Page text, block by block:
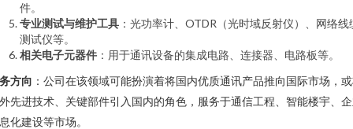
件。
专业测试与维护工具 ：光功率计、OTDR（光时域反射仪）、网络线
测试仪等。
相关电子元器件 ：用于通讯设备的集成电路、连接器、电路板等。
方向 ：公司在该领域可能扮演着将国内优质通讯产品推向国际市场，
先进技术、关键部件引入国内的角色，服务于通信工程、智能楼宇、
化建设等市场。